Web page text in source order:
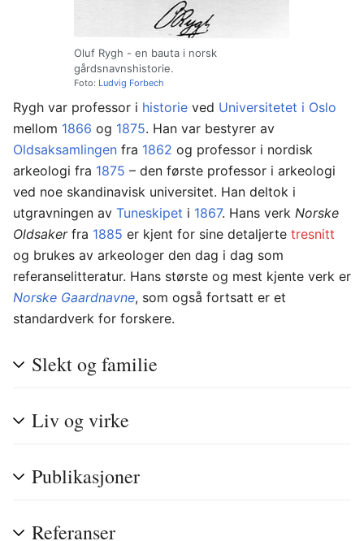
Oluf Rygh - en bauta i norsk
gårdsnavnshistorie.
Foto: Ludvig Forbech
Rygh var professor i historie ved Universitetet i Oslo
mellom 1866 og 1875. Han var bestyrer av
Oldsaksamlingen fra 1862 og professor i nordisk
arkeologi fra 1875 – den første professor i arkeologi
ved noe skandinavisk universitet. Han deltok i
utgravningen av Tuneskipet i 1867. Hans verk Norske
Oldsakerfra 1885 er kjent for sine detaljerte tresnitt
og brukes av arkeologer den dag i dag som
referanselitteratur. Hans største og mest kjente verk er
Norske Gaardnavne, som også fortsatt er et
standardverk for forskere.
Slekt og familie
Liv og virke
Publikasjoner
Referanser